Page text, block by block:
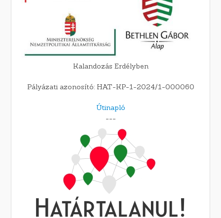
Kalandozás Erdélyben
Pályázati azonosító: HAT-KP-1-2024/1-000060
Útinapló
---